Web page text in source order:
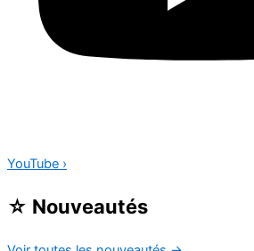
YouTube ›
☆ Nouveautés